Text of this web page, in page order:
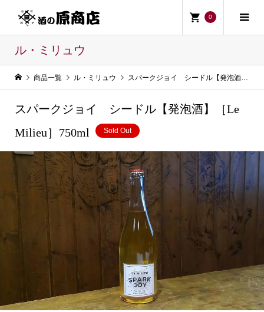
0
ル・ミリュウ
商品一覧 ル・ミリュウ スパークジョイ シードル【発泡酒】［Le Milieu］750ml
スパークジョイ シードル【発泡酒】［Le
Milieu］750ml
Sold Out